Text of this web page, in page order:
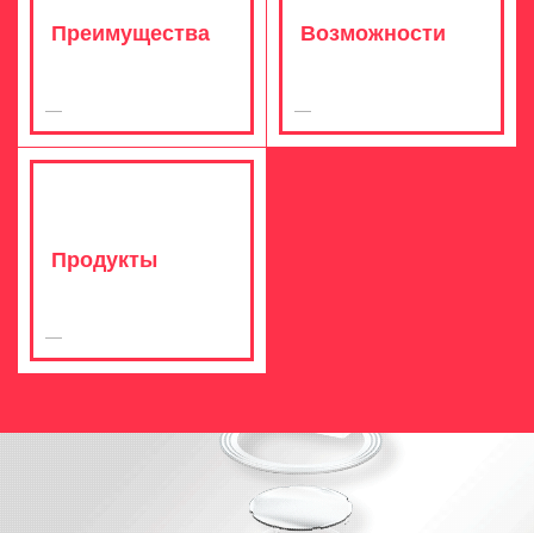
Преимущества Возможности
Продукты